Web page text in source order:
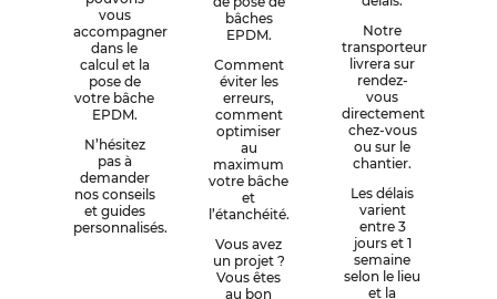
vous
accompagner
dans le
calcul et la
pose de
votre bâche
EPDM.
N’hésitez
pas à
demander
nos conseils
et guides
personnalisés.
bâches
EPDM.
Comment
éviter les
erreurs,
comment
optimiser
au
maximum
votre bâche
et
l’étanchéité.
Vous avez
un projet ?
Vous êtes
au bon
Notre
transporteur
livrera sur
rendez-
vous
directement
chez-vous
ou sur le
chantier.
Les délais
varient
entre 3
jours et 1
semaine
selon le lieu
et la